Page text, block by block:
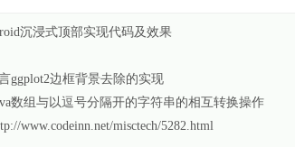
沉浸式顶部实现代码及效果
ggplot2边框背景去除的实现
数组与以逗号分隔开的字符串的相互转换操作
www.codeinn.net/misctech/5282.html